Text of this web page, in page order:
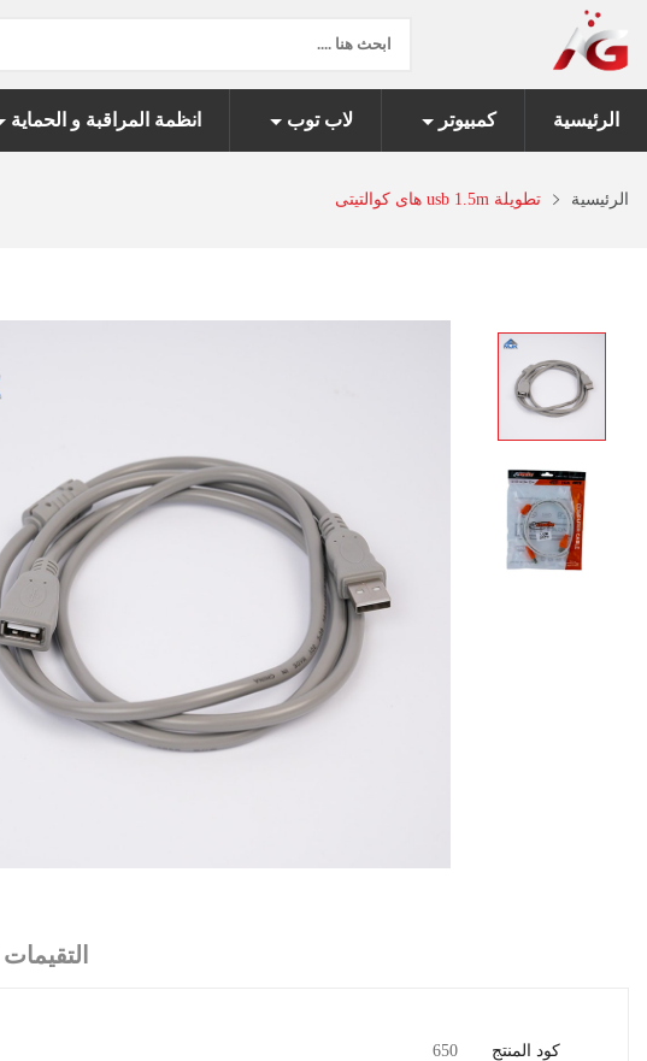
الرئيسية كمبيوتر لاب توب انظمة المراقبة و الحماية
الرئيسية تطويلة usb 1.5m هاى كوالتيتى
التقيمات
كود المنتج 650